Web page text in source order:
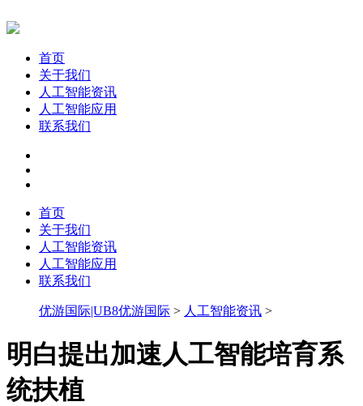
首页
关于我们
人工智能资讯
人工智能应用
联系我们
首页
关于我们
人工智能资讯
人工智能应用
联系我们
优游国际|UB8优游国际 > 人工智能资讯 >
明白提出加速人工智能培育系
统扶植